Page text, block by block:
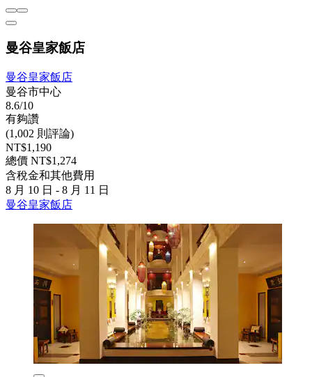
曼谷皇家飯店
曼谷皇家飯店
曼谷市中心
8.6/10
有夠讚
(1,002 則評論)
NT$1,190
總價 NT$1,274
含稅金和其他費用
8 月 10 日 - 8 月 11 日
曼谷皇家飯店